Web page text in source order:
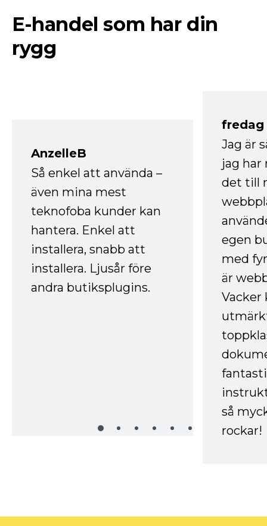
E-handel som har din
rygg
AnzelleB
Så enkel att använda –
även mina mest
teknofoba kunder kan
hantera. Enkel att
installera, snabb att
installera. Ljusår före
andra butiksplugins.
fredag
Jag är
jag
det till
egen
med
är
Vacker
så
rockar!